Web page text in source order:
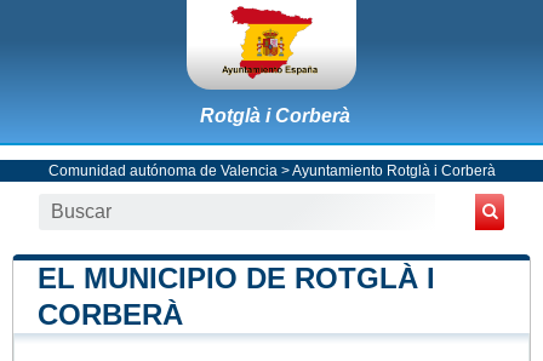
Rotglà i Corberà
Comunidad autónoma de Valencia >Ayuntamiento Rotglà i Corberà
EL MUNICIPIO DE ROTGLÀ I
CORBERÀ